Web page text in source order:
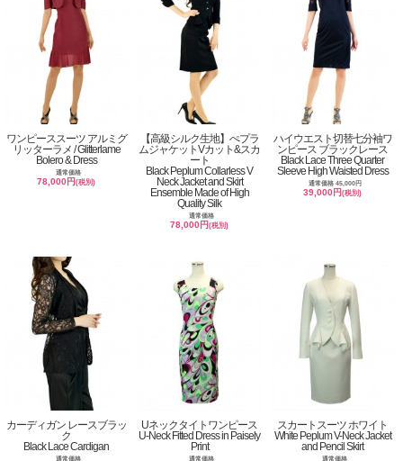
ワンピーススーツ アルミグ
リッターラメ / Glitterlame
Bolero & Dress
通常価格
78,000円(税別)
【高級シルク生地】ぺプラ
ムジャケットVカット&スカ
ート
Black Peplum Collarless V
Neck Jacket and Skirt
Ensemble Made of High
Quality Silk
通常価格
78,000円(税別)
ハイウエスト切替七分袖ワ
ンピース ブラックレース
Black Lace Three Quarter
Sleeve High Waisted Dress
通常価格 45,000円
39,000円(税別)
カーディガン レースブラッ
ク
Black Lace Cardigan
通常価格
Uネックタイトワンピース
U-Neck Fitted Dress in Paisely
Print
通常価格
スカートスーツ ホワイト
White Peplum V-Neck Jacket
and Pencil Skirt
通常価格